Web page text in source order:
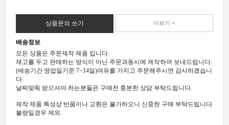
상품문의 쓰기 더보기 +
배송정보
모든 상품은 주문제작 제품 입니다.
재고를 두고 판매하는 방식이 아닌 주문과동시에 제작하여 보내드립니다.
(배송기간 영업일기준 7~14일)여유를 가지고 주문해주시면 감사하겠습니
다.
날짜맞춰 받으셔야 하는분들은 구매전 충분한 상담 부탁드립니다.
제작 제품 특성상 반품이나 교환은 불가하오니 신중한 구매 부탁드립니다
불량일경우 제외.